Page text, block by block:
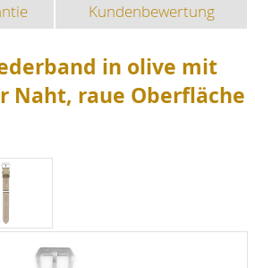
Kundenbewertung
in olive mit
Naht, raue Oberfläche